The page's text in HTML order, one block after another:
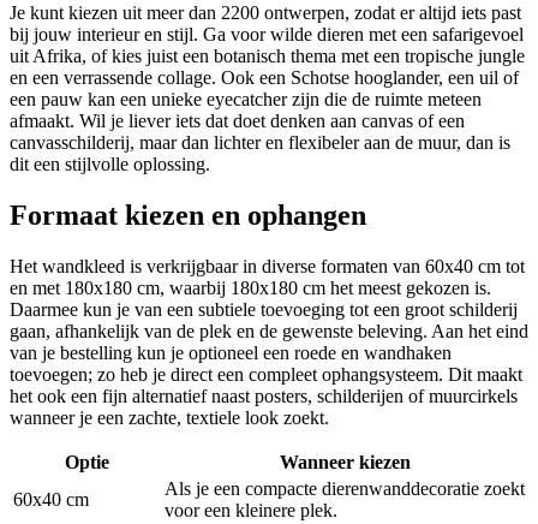
Je kunt kiezen uit meer dan 2200 ontwerpen, zodat er altijd iets past
bij jouw interieur en stijl. Ga voor wilde dieren met een safarigevoel
uit Afrika, of kies juist een botanisch thema met een tropische jungle
en een verrassende collage. Ook een Schotse hooglander, een uil of
een pauw kan een unieke eyecatcher zijn die de ruimte meteen
afmaakt. Wil je liever iets dat doet denken aan canvas of een
canvasschilderij, maar dan lichter en flexibeler aan de muur, dan is
dit een stijlvolle oplossing.
Formaat kiezen en ophangen
Het wandkleed is verkrijgbaar in diverse formaten van 60x40 cm tot
en met 180x180 cm, waarbij 180x180 cm het meest gekozen is.
Daarmee kun je van een subtiele toevoeging tot een groot schilderij
gaan, afhankelijk van de plek en de gewenste beleving. Aan het eind
van je bestelling kun je optioneel een roede en wandhaken
toevoegen; zo heb je direct een compleet ophangsysteem. Dit maakt
het ook een fijn alternatief naast posters, schilderijen of muurcirkels
wanneer je een zachte, textiele look zoekt.
Optie
Wanneer kiezen
60x40 cm
Als je een compacte dierenwanddecoratie zoekt
voor een kleinere plek.